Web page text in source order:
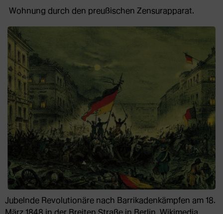
Wohnung durch den preußischen Zensurapparat.
Jubelnde Revolutionäre nach Barrikadenkämpfen am 18.